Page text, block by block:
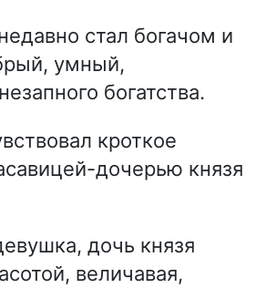
стал богачом и
умный,
богатства.
кроткое
дочерью князя
дочь князя
величавая,